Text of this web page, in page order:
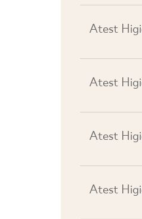
Atest
Atest
Atest
Atest